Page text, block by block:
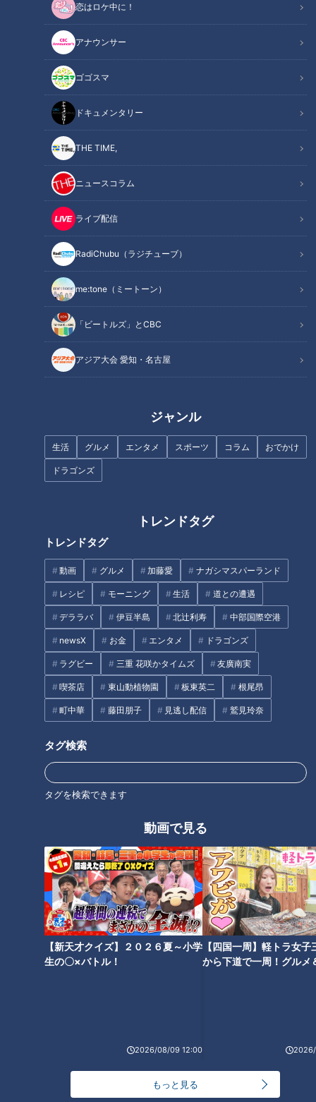
恋はロケ中に！
アナウンサー
ゴゴスマ
ドキュメンタリー
THE TIME,
ニュースコラム
ライブ配信
RadiChubu（ラジチューブ）
me:tone（ミートーン）
「ビートルズ」とCBC
アジア大会 愛知・名古屋
ジャンル
生活 グルメ エンタメ スポーツ コラム おでかけ
ドラゴンズ
トレンドタグ
トレンドタグ
動画 グルメ 加藤愛 ナガシマスパーランド
レシピ モーニング 生活 道との遭遇
デララバ 伊豆半島 北辻利寿 中部国際空港
newsX お金 エンタメ ドラゴンズ
ラグビー 三重 花咲かタイムズ 友廣南実
喫茶店 東山動植物園 板東英二 根尾昂
町中華 藤田朋子 見逃し配信 鷲見玲奈
タグ検索
タグを検索できます
動画で見る
【新天才クイズ】２０２６夏～小学
生の〇×バトル！
2026/08/09 12:00
【四国一周】軽トラ女子
から下道で一周！グルメ
もっと見る
記事に戻る
この記事を見たあなたへのおすすめ
「異次元な世界すぎる！」廃校
を改修した「むろと廃校水族
館」に大興奮！グラビアアイド
ル・三田悠貴の軽トラ四国一周
思い出の地「佐渡島」へ！“廃
道”に人生を捧げる道マニア・石
猫舌は克服できる！？専門家が
「おいしい！たまげちゃった」
鳴門市で“鳴門金時”のグルメを
爆食い！グラビアアイドル・三
田悠貴の軽トラ四国一周の旅
「すごく弾力がある！」自分で
釣った新鮮な“鳴門鯛”のお造り
に感激！グラビアアイドル・三
田悠貴の軽トラ四国一周の旅
タグ
エンタメ THE TIME 若狭敬一
オススメ関連コンテンツ
「すごい痩せましたね！」…世
界一楽なスクワット！？ダイエ
ットのスペシャリストに学ぶ
「無理なくやせる方法」
「ラーメンを食べている時の鼻
水」を抑える方法がある！？出
る人と出ない人の差が明らか
に！
実際に使用している人の声